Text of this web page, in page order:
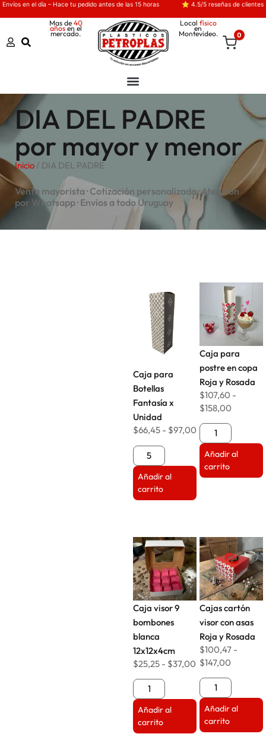
Envíos en el día – Hace tu pedido antes de las 15 horas ⭐ 4.5/5 reseñas de clientes
Mas de 40
añosen el
mercado.
Local físico
en
Montevideo. 0
DIA DEL PADRE
por mayor y menor
Inicio / DIA DEL PADRE
Venta mayorista · Cotización personalizada · Atención
por Whatsapp · Envios a todo Uruguay
Caja para
Botellas
Fantasía x
Unidad
$66,45 - $97,00
Añadir al
carrito
Caja para
postre en copa
Roja y Rosada
$107,60 -
$158,00
Añadir al
carrito
Caja visor 9
bombones
blanca
12x12x4cm
$25,25 - $37,00
Añadir al
carrito
Cajas cartón
visor con asas
Roja y Rosada
$100,47 -
$147,00
Añadir al
carrito